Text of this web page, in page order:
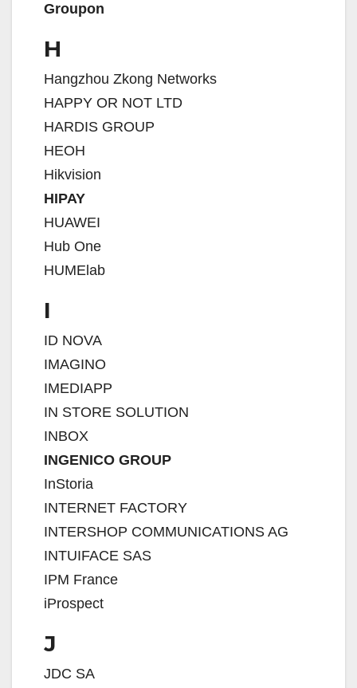
Groupon
H
Hangzhou Zkong Networks
HAPPY OR NOT LTD
HARDIS GROUP
HEOH
Hikvision
HIPAY
HUAWEI
Hub One
HUMElab
I
ID NOVA
IMAGINO
IMEDIAPP
IN STORE SOLUTION
INBOX
INGENICO GROUP
InStoria
INTERNET FACTORY
INTERSHOP COMMUNICATIONS AG
INTUIFACE SAS
IPM France
iProspect
J
JDC SA